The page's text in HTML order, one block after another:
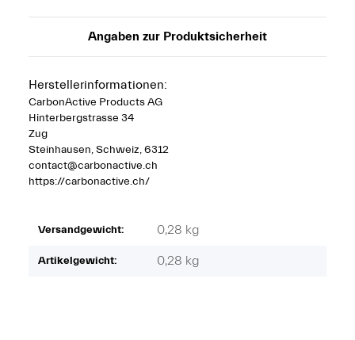
Angaben zur Produktsicherheit
Herstellerinformationen:
CarbonActive Products AG
Hinterbergstrasse 34
Zug
Steinhausen, Schweiz, 6312
contact@carbonactive.ch
https://carbonactive.ch/
Versandgewicht: 0,28 kg
Artikelgewicht: 0,28 kg